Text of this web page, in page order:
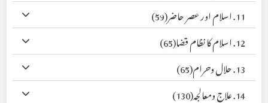
11. اسلام اور عصر حاضر
(59)
12. اسلام کا نظام قضا
(65)
13. حلال وحرام
(65)
14. علاج ومعالجہ
(130)